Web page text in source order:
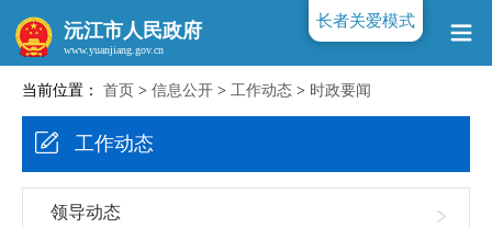
沅江市人民政府
www.yuanjiang.gov.cn
当前位置： 首页 > 信息公开 > 工作动态 > 时政要闻
工作动态
领导动态
长者关爱模式